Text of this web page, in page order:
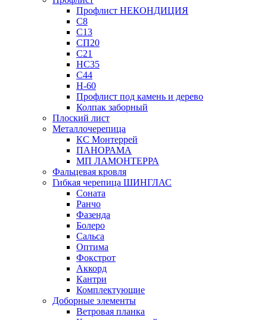
Профлист НЕКОНДИЦИЯ
С8
С13
СП20
С21
НС35
С44
Н-60
Профлист под камень и дерево
Колпак заборный
Плоский лист
Металлочерепица
КС Монтеррей
ПАНОРАМА
МП ЛАМОНТЕРРА
Фальцевая кровля
Гибкая черепица ШИНГЛАС
Соната
Ранчо
Фазенда
Болеро
Сальса
Оптима
Фокстрот
Аккорд
Кантри
Комплектующие
Доборные элементы
Ветровая планка